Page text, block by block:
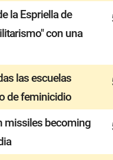
la Espriella de
con una
las escuelas
de feminicidio
missiles becoming